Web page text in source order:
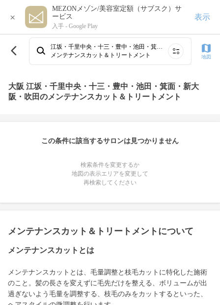
×
MEZONメゾン/美容室定額（サブスク）サ
ービス
入手 - Google Play
表示
江坂・千里中央・十三・豊中・池田・箕面・新大阪・吹田
メンテナンスカット＆トリートメント
地図
大阪 江坂・千里中央・十三・豊中・池田・箕面・新大
阪・吹田のメンテナンスカット＆トリートメント
この条件に該当するサロンは見つかりません
検索条件を変更するか
地図の表示エリアを変更して
再検索してください
メンテナンスカット＆トリートメントについて
メンテナンスカットとは
メンテナンスカットとは、毛量調整と枝毛カットに特化した施術
のこと。髪の長さを変えずに毛先だけを整える、ボリュームが出
過ぎないよう毛量を調整する、枝毛のみをカットするといった、